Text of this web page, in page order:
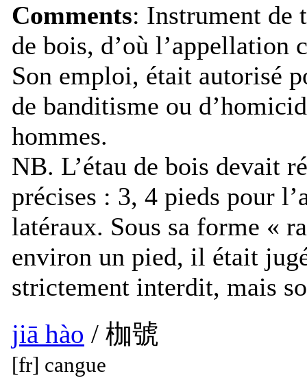
Comments: Instrument de
de bois, d’où
Son emploi, était autorisé
de banditisme ou
hommes.
NB. L’étau de bois devait
précises : 3, 4 pieds pour
latéraux. Sous sa forme «
environ un pied, il était
strictement interdit, mais
jiā hào / 枷號
[fr] cangue